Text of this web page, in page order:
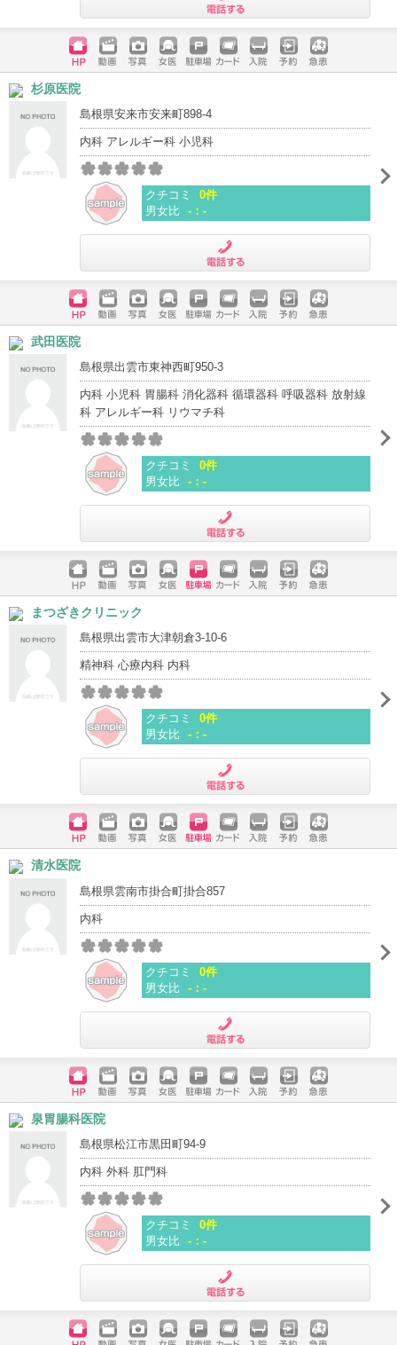
ホームペ
ージ
動画 写真 女医 駐車場
クレジッ
入院 予約 急患
杉原医院
島根県安来市安来町898-4
内科 アレルギー科 小児科
クチコミ
0件
男女比 -：-
ホームペ
ージ
動画 写真 女医 駐車場
クレジッ
入院 予約 急患
武田医院
島根県出雲市東神西町950-3
内科 小児科 胃腸科 消化器科 循環器科 呼吸器科 放射線
科 アレルギー科 リウマチ科
クチコミ
0件
男女比 -：-
ホームペ
ージ
動画 写真 女医 駐車場
クレジッ
入院 予約 急患
まつざきクリニック
島根県出雲市大津朝倉3-10-6
精神科 心療内科 内科
クチコミ
0件
男女比 -：-
ホームペ
ージ
動画 写真 女医 駐車場
クレジッ
入院 予約 急患
清水医院
島根県雲南市掛合町掛合857
内科
クチコミ
0件
男女比 -：-
ホームペ
ージ
動画 写真 女医 駐車場
クレジッ
入院 予約 急患
泉胃腸科医院
島根県松江市黒田町94-9
内科 外科 肛門科
クチコミ
0件
男女比 -：-